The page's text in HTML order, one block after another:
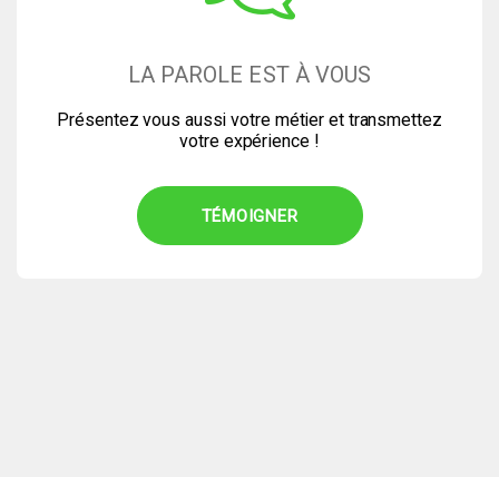
LA PAROLE EST À VOUS
Présentez vous aussi votre métier et transmettez
votre expérience !
TÉMOIGNER